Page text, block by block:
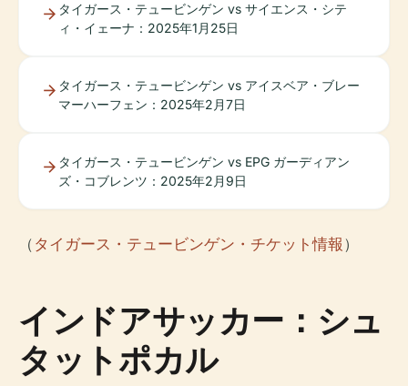
タイガース・テュービンゲン vs サイエンス・シテ
ィ・イェーナ：2025年1月25日
タイガース・テュービンゲン vs アイスベア・ブレー
マーハーフェン：2025年2月7日
タイガース・テュービンゲン vs EPG ガーディアン
ズ・コブレンツ：2025年2月9日
（ タイガース・テュービンゲン・チケット情報 ）
インドアサッカー：シュ
タットポカル